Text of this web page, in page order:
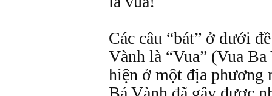
Các câu “bát” ở dưới
Vành là “Vua” (Vua
hiện ở một địa phương